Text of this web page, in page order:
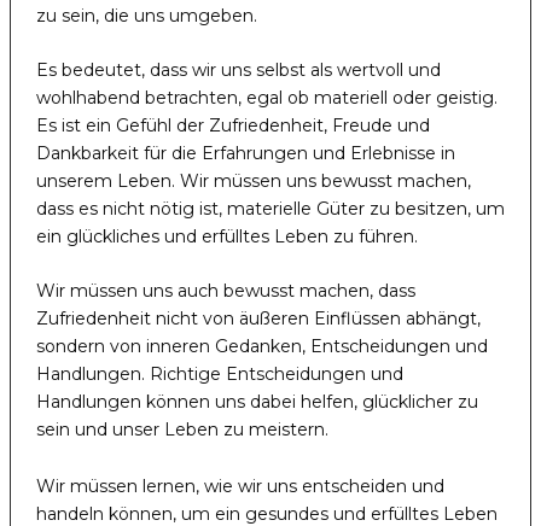
zu sein, die uns umgeben.
Es bedeutet, dass wir uns selbst als wertvoll und
wohlhabend betrachten, egal ob materiell oder geistig.
Es ist ein Gefühl der Zufriedenheit, Freude und
Dankbarkeit für die Erfahrungen und Erlebnisse in
unserem Leben. Wir müssen uns bewusst machen,
dass es nicht nötig ist, materielle Güter zu besitzen, um
ein glückliches und erfülltes Leben zu führen.
Wir müssen uns auch bewusst machen, dass
Zufriedenheit nicht von äußeren Einflüssen abhängt,
sondern von inneren Gedanken, Entscheidungen und
Handlungen. Richtige Entscheidungen und
Handlungen können uns dabei helfen, glücklicher zu
sein und unser Leben zu meistern.
Wir müssen lernen, wie wir uns entscheiden und
handeln können, um ein gesundes und erfülltes Leben